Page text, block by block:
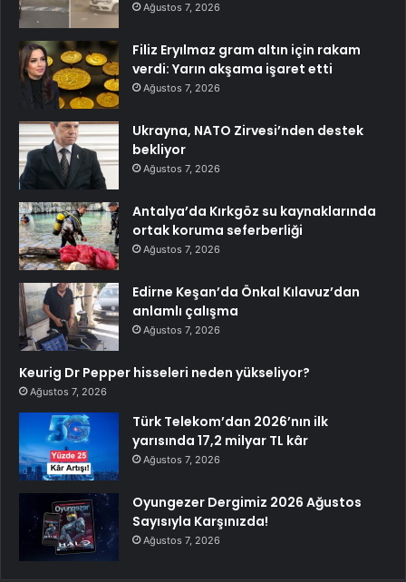
Ağustos 7, 2026
Filiz Eryılmaz gram altın için rakam
verdi: Yarın akşama işaret etti
Ağustos 7, 2026
Ukrayna, NATO Zirvesi’nden destek
bekliyor
Ağustos 7, 2026
Antalya’da Kırkgöz su kaynaklarında
ortak koruma seferberliği
Ağustos 7, 2026
Edirne Keşan’da Önkal Kılavuz’dan
anlamlı çalışma
Ağustos 7, 2026
Keurig Dr Pepper hisseleri neden yükseliyor?
Ağustos 7, 2026
Türk Telekom’dan 2026’nın ilk
yarısında 17,2 milyar TL kâr
Ağustos 7, 2026
Oyungezer Dergimiz 2026 Ağustos
Sayısıyla Karşınızda!
Ağustos 7, 2026